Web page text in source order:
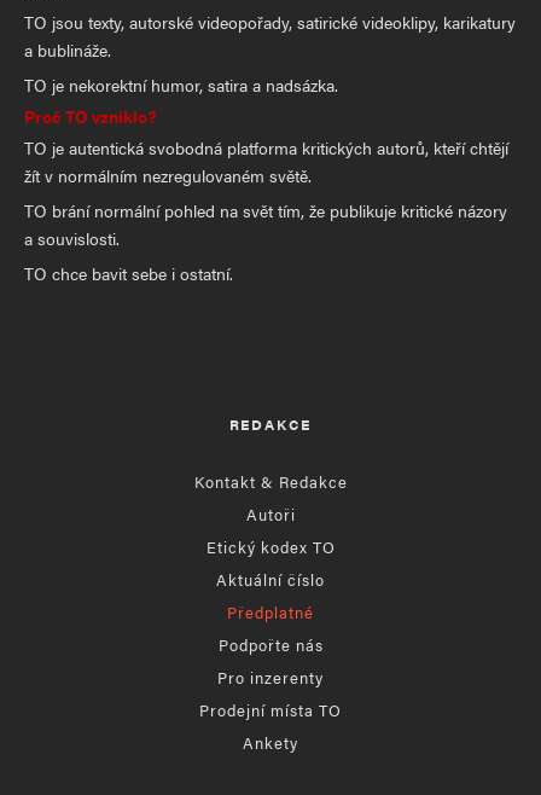
TO jsou texty, autorské videopořady, satirické videoklipy, karikatury
a bublináže.
TO je nekorektní humor, satira a nadsázka.
Proč TO vzniklo?
TO je autentická svobodná platforma kritických autorů, kteří chtějí
žít v normálním nezregulovaném světě.
TO brání normální pohled na svět tím, že publikuje kritické názory
a souvislosti.
TO chce bavit sebe i ostatní.
REDAKCE
Kontakt & Redakce
Autoři
Etický kodex TO
Aktuální číslo
Předplatné
Podpořte nás
Pro inzerenty
Prodejní místa TO
Ankety